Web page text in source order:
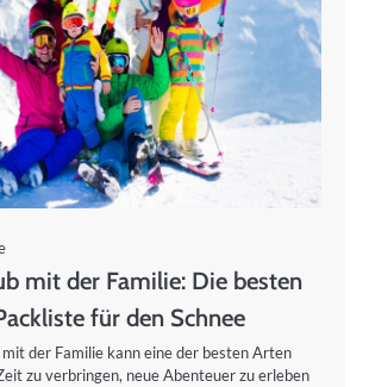
mit der Familie: Die besten
für den Schnee
der Familie kann eine der besten Arten
zu verbringen, neue Abenteuer zu erleben